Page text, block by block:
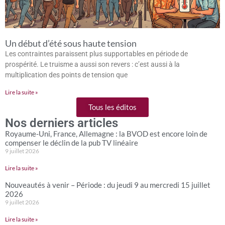
Un début d’été sous haute tension
Les contraintes paraissent plus supportables en période de
prospérité. Le truisme a aussi son revers : c’est aussi à la
multiplication des points de tension que
Lire la suite »
Tous les éditos
Nos derniers articles
Royaume-Uni, France, Allemagne : la BVOD est encore loin de
compenser le déclin de la pub TV linéaire
9 juillet 2026
Lire la suite »
Nouveautés à venir – Période : du jeudi 9 au mercredi 15 juillet
2026
9 juillet 2026
Lire la suite »